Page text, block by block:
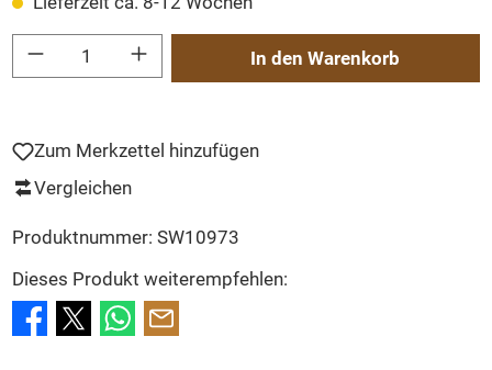
Produkt Anzahl: Gib den gewünschten Wert ein oder benutze die Schaltflächen
In den Warenkorb
Zum Merkzettel hinzufügen
Vergleichen
Produktnummer: SW10973
Dieses Produkt weiterempfehlen: